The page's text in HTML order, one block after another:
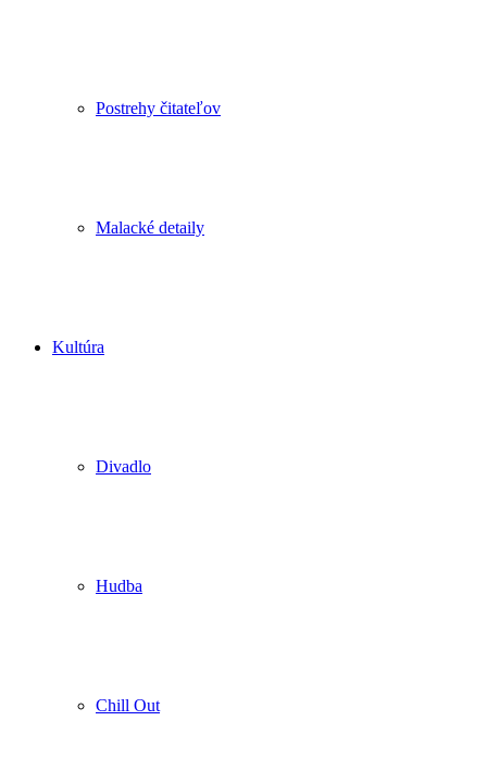
Postrehy čitateľov
Malacké detaily
Kultúra
Divadlo
Hudba
Chill Out